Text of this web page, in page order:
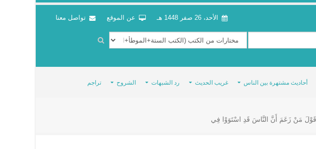
الأحد، 26 صفر 1448 هـ عن الموقع تواصل معنا
أحاديث مشتهرة بين الناس غريب الحديث رد الشبهات الشروح تراجم
مَنْ زَعَمَ أَنَّ النَّاسَ قَدِ اسْتَوَوْا فِي